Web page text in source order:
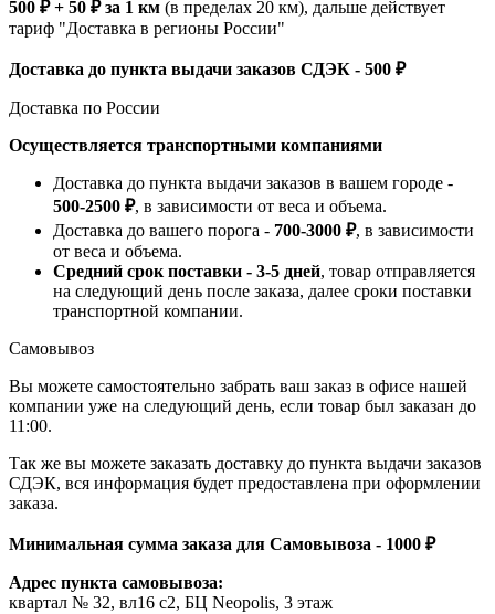
500 ₽ + 50 ₽ за 1 км (в пределах 20 км), дальше действует
тариф "Доставка в регионы России"
Доставка до пункта выдачи заказов СДЭК - 500 ₽
Доставка по России
Осуществляется транспортными компаниями
Доставка до пункта выдачи заказов в вашем городе -
500-2500 ₽, в зависимости от веса и объема.
Доставка до вашего порога - 700-3000 ₽, в зависимости
от веса и объема.
Средний срок поставки - 3-5 дней, товар отправляется
на следующий день после заказа, далее сроки поставки
транспортной компании.
Самовывоз
Вы можете самостоятельно забрать ваш заказ в офисе нашей
компании уже на следующий день, если товар был заказан до
11:00.
Так же вы можете заказать доставку до пункта выдачи заказов
СДЭК, вся информация будет предоставлена при оформлении
заказа.
Минимальная сумма заказа для Самовывоза - 1000 ₽
Адрес пункта самовывоза:
квартал № 32, вл16 с2, БЦ Neopolis, 3 этаж